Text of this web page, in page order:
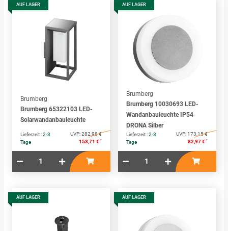
AUF LAGER
Brumberg
Brumberg 65322103 LED-
Solarwandanbauleuchte
Lieferzeit :2-3
Tage
UVP:282,98 €
153,71 € *
AUF LAGER
Brumberg
Brumberg 10030693 LED-
Wandanbauleuchte IP54
DRONA Silber
Lieferzeit :2-3
Tage
UVP:173,15 €
82,97 € *
AUF LAGER AUF LAGER